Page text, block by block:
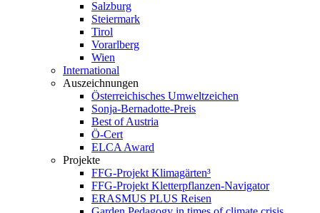
Salzburg
Steiermark
Tirol
Vorarlberg
Wien
International
Auszeichnungen
Österreichisches Umweltzeichen
Sonja-Bernadotte-Preis
Best of Austria
Ö-Cert
ELCA Award
Projekte
FFG-Projekt Klimagärten³
FFG-Projekt Kletterpflanzen-Navigator
ERASMUS PLUS Reisen